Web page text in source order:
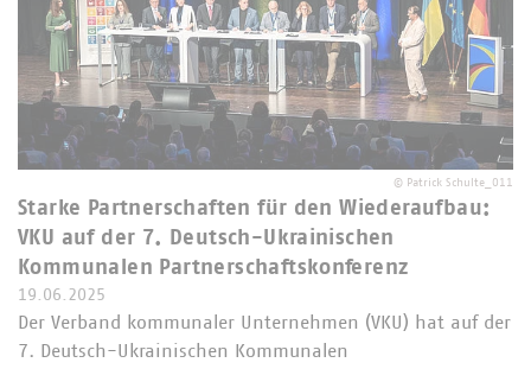
© Patrick Schulte_011
Starke Partnerschaften für den Wiederaufbau:
VKU auf der 7. Deutsch-Ukrainischen
Kommunalen Partnerschaftskonferenz
19.06.2025
Der Verband kommunaler Unternehmen (VKU) hat auf der
7. Deutsch-Ukrainischen Kommunalen